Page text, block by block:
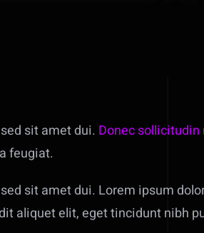
sit amet dui. Donec
feugiat.
sit amet dui. Lorem ipsum
aliquet elit, eget tincidunt nibh